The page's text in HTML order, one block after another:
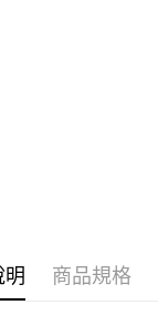
明 商品規格